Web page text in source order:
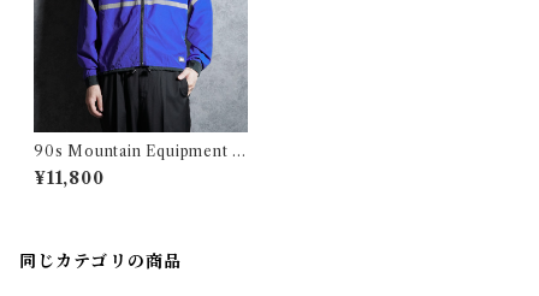
90s Mountain Equipment C
o-op Vintage Cycle Jacket
マウンテンエクイップメント
¥11,800
同じカテゴリの商品